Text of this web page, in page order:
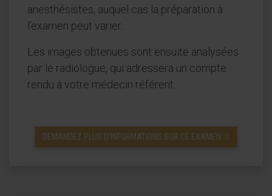
anesthésistes, auquel cas la préparation à
l’examen peut varier.
Les images obtenues sont ensuite analysées
par le radiologue, qui adressera un compte
rendu à votre médecin référent.
DEMANDEZ PLUS D'INFORMATIONS SUR CE EXAMEN